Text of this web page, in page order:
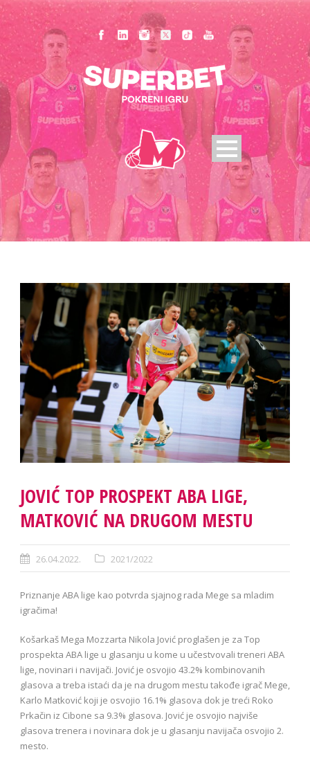
JOVIĆ TOP PROSPEKT ABA LIGE,
MATKOVIĆ NA DRUGOM MESTU
26.04.2022. 2021/2022
Priznanje ABA lige kao potvrda sjajnog rada Mege sa mladim
igračima!
Košarkaš Mega Mozzarta Nikola Jović proglašen je za Top
prospekta ABA lige u glasanju u kome u učestvovali treneri ABA
lige, novinari i navijači. Jović je osvojio 43.2% kombinovanih
glasova a treba istaći da je na drugom mestu takođe igrač Mege,
Karlo Matković koji je osvojio 16.1% glasova dok je treći Roko
Prkačin iz Cibone sa 9.3% glasova. Jović je osvojio najviše
glasova trenera i novinara dok je u glasanju navijača osvojio 2.
mesto.